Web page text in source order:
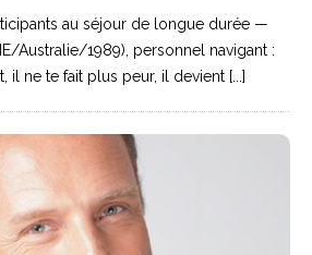
au séjour de longue durée —
Australie/1989), personnel navigant :
il ne te fait plus peur, il devient [...]